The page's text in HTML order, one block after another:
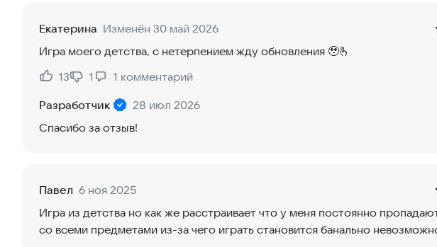
Екатерина Изменён 30 май 2026
Игра моего детства, с нетерпением жду обновления 🥹🫰
Нравится:
13
Не нравится:
1 1 комментарий
Разработчик
28 июл 2026
Спасибо за отзыв!
Павел 6 ноя 2025
Игра из детства но как же расстраивает что у меня постоянно
со всеми предметами из-за чего играть становится банально